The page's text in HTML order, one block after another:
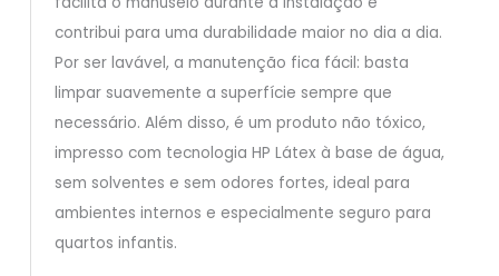
contribui para uma durabilidade maior no dia a dia.
Por ser lavável, a manutenção fica fácil: basta
limpar suavemente a superfície sempre que
necessário. Além disso, é um produto não tóxico,
impresso com tecnologia HP Látex à base de água,
sem solventes e sem odores fortes, ideal para
ambientes internos e especialmente seguro para
quartos infantis.